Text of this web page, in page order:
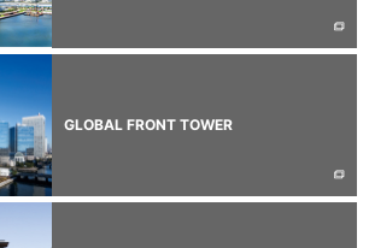
GLOBAL FRONT TOWER